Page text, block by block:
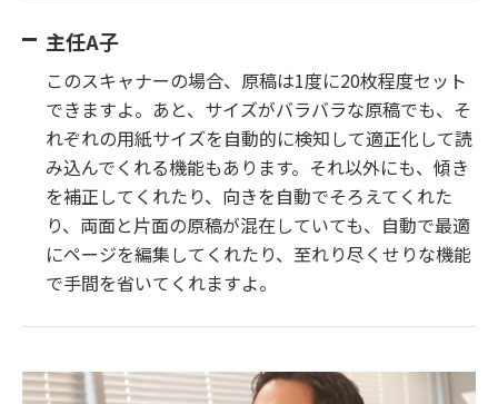
主任A子
このスキャナーの場合、原稿は1度に20枚程度セット
できますよ。あと、サイズがバラバラな原稿でも、そ
れぞれの用紙サイズを自動的に検知して適正化して読
み込んでくれる機能もあります。それ以外にも、傾き
を補正してくれたり、向きを自動でそろえてくれた
り、両面と片面の原稿が混在していても、自動で最適
にページを編集してくれたり、至れり尽くせりな機能
で手間を省いてくれますよ。